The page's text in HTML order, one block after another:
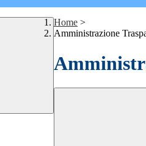
Home >
Amministrazione